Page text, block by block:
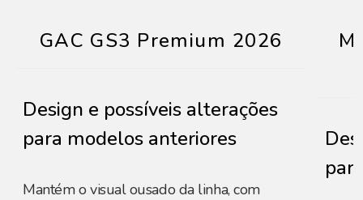
GAC GS3 Premium 2026
Design e possíveis alterações
para modelos anteriores
Mantém o visual ousado da linha, com